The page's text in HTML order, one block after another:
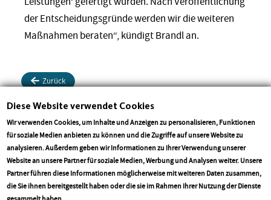
der Entscheidungsgründe werden wir die weiteren
Maßnahmen beraten“, kündigt Brandl an.
Zurück
Teilen Teilen Drucken
Diese Website verwendet Cookies
Wir verwenden Cookies, um Inhalte und Anzeigen zu personalisieren, Funktionen
für soziale Medien anbieten zu können und die Zugriffe auf unsere Website zu
analysieren. Außerdem geben wir Informationen zu Ihrer Verwendung unserer
Website an unsere Partner für soziale Medien, Werbung und Analysen weiter. Unsere
Partner führen diese Informationen möglicherweise mit weiteren Daten zusammen,
die Sie ihnen bereitgestellt haben oder die sie im Rahmen Ihrer Nutzung der Dienste